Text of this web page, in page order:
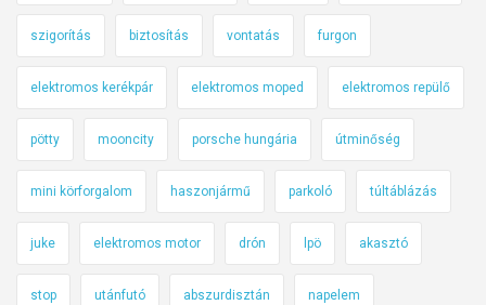
szigorítás biztosítás vontatás furgon
elektromos kerékpár elektromos moped elektromos repülő
pötty mooncity porsche hungária útminőség
mini körforgalom haszonjármű parkoló túltáblázás
juke elektromos motor drón lpö akasztó
stop utánfutó abszurdisztán napelem